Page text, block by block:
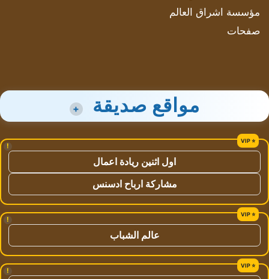
مؤسسة اشراق العالم
صفحات
مواقع صديقة +
!
اول اثنين ريادة اعمال
مشاركة ارباح ادسنس
!
عالم الشباب
!